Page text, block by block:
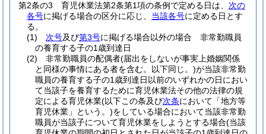
第2条の3
育児休業法第2条第1項の条例で定める日は、 次の
各号に掲げる場合の区分に応じ、 当該各号に定める日とす
る。
(1)
次号及び第3号に掲げる場合以外の場合 非常勤職員
の養育する子の1歳到達日
(2)
非常勤職員の配偶者(届出をしないが事実上婚姻関係
と同様の事情にある者を含む。以下同じ。)が当該非常勤
職員の養育する子の1歳到達日以前のいずれかの日におい
て当該子を養育するために育児休業法その他の法律の規
定による育児休業(以下この条及び次条において「地方等
育児休業」という。)をしている場合において当該非常勤
職員が当該子について育児休業をしようとする場合(当該